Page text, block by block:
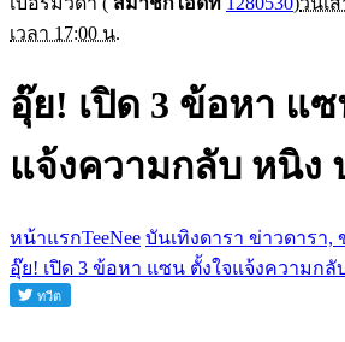
เวลา 17:00 น.
อุ๊ย! เปิด 3 ข้อหา แ
แจ้งความกลับ หนิง
หน้าแรกTeeNee บันเทิงดารา ข่าวดารา,
อุ๊ย! เปิด 3 ข้อหา แซน ตั้งใจแจ้งความก